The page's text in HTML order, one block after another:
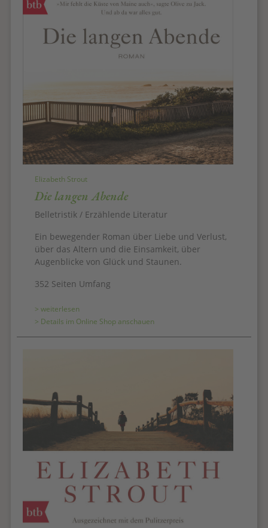
Elizabeth Strout
Die langen Abende
Belletristik / Erzählende Literatur
Ein bewegender Roman über Liebe und Verlust,
über das Altern und die Einsamkeit, über
Augenblicke von Glück und Staunen.
352 Seiten Umfang
> weiterlesen
> Details im Online Shop anschauen